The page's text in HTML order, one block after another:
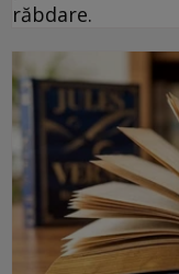
răbdare.